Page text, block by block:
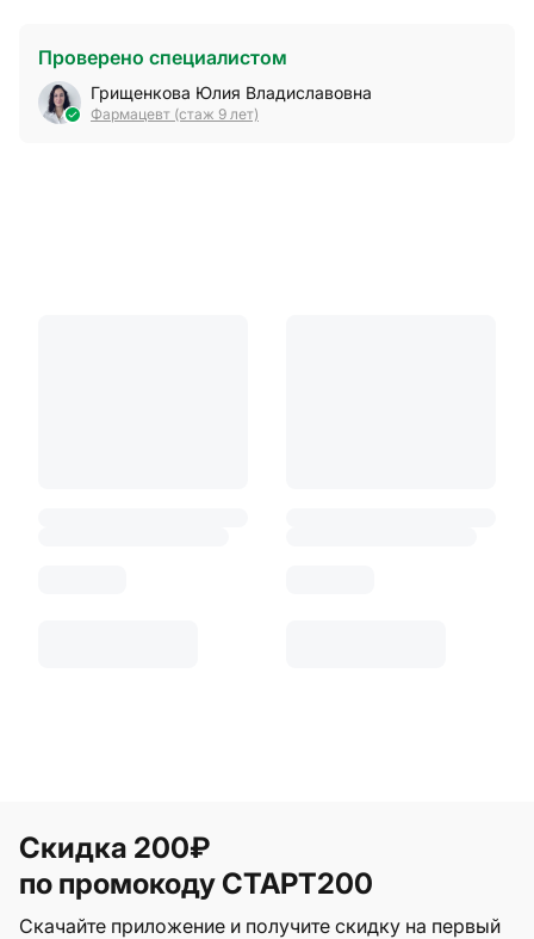
Проверено специалистом
Грищенкова Юлия Владиславовна
Фармацевт (стаж 9 лет)
Скидка 200₽
по промокоду СТАРТ200
Скачайте приложение и получите скидку на первый